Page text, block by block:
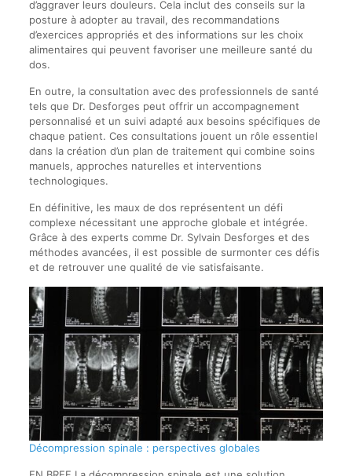
d’aggraver leurs douleurs. Cela inclut des conseils sur la
posture à adopter au travail, des recommandations
d’exercices appropriés et des informations sur les choix
alimentaires qui peuvent favoriser une meilleure santé du
dos.
En outre, la consultation avec des professionnels de santé
tels que Dr. Desforges peut offrir un accompagnement
personnalisé et un suivi adapté aux besoins spécifiques de
chaque patient. Ces consultations jouent un rôle essentiel
dans la création d’un plan de traitement qui combine soins
manuels, approches naturelles et interventions
technologiques.
En définitive, les maux de dos représentent un défi
complexe nécessitant une approche globale et intégrée.
Grâce à des experts comme Dr. Sylvain Desforges et des
méthodes avancées, il est possible de surmonter ces défis
et de retrouver une qualité de vie satisfaisante.
Décompression spinale : perspectives globales